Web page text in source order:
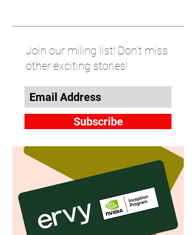
Join our miling list! Don't miss
other exciting stories!
Subscribe